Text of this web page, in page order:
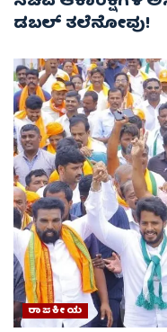
ಡಬಲ್ ತಲೆನೋವು!
ರಾಜಕೀಯ